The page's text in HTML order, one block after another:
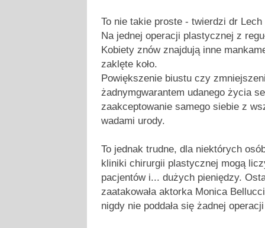
To nie takie proste - twierdzi dr
Na jednej operacji plastycznej z
Kobiety znów znajdują inne
zaklęte koło.
Powiększenie biustu czy
żadnymgwarantem udanego życia
zaakceptowanie samego siebie z
wadami urody.
To jednak trudne, dla niektórych
kliniki chirurgii plastycznej mogą
pacjentów i... dużych pieniędzy.
zaatakowała aktorka Monica
nigdy nie poddała się żadnej